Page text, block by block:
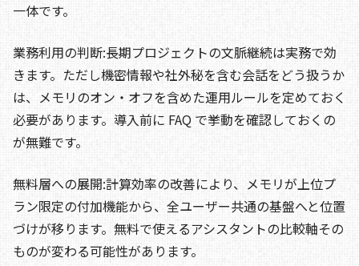
一体です。
業務利用の判断:長期プロジェクトの文脈継続は実務で効
きます。ただし機密情報や社外秘を含む会話をどう扱うか
は、メモリのオン・オフを含めた運用ルールを定めておく
必要があります。導入前に FAQ で挙動を確認しておくの
が無難です。
無料層への展開:計算効率の改善により、メモリが上位プ
ラン限定の付加機能から、全ユーザー共通の基盤へと位置
づけが移ります。無料で使えるアシスタントの比較軸その
ものが変わる可能性があります。